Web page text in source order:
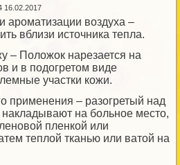
16.02.2017
ароматизации воздуха –
вблизи источника тепла.
– Положок нарезается на
и в подогретом виде
участки кожи.
применения – разогретый над
на больное место,
пленкой или
теплой тканью или ватой на